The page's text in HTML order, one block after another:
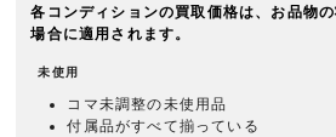
各コンディションの買取価格は、お品物
場合に適用されます。
未使用
コマ未調整の未使用品
付属品がすべて揃っている